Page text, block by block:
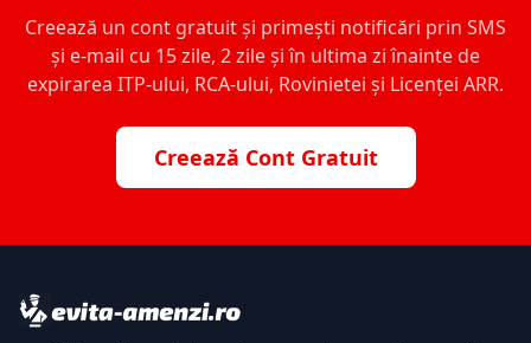
Creează un cont gratuit și primești notificări prin SMS
și e-mail cu 15 zile, 2 zile și în ultima zi înainte de
expirarea ITP-ului, RCA-ului, Rovinietei și Licenței ARR.
Creează Cont Gratuit